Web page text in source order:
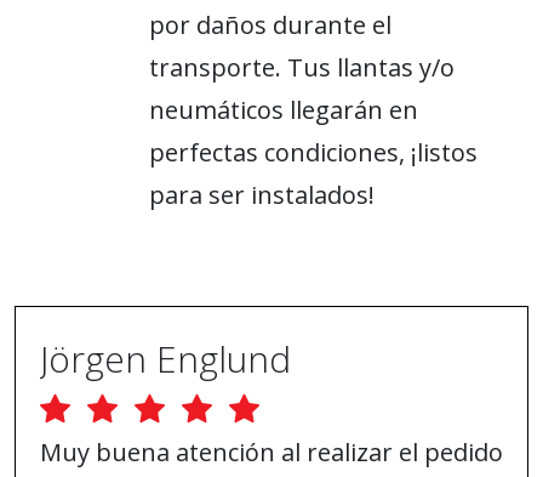
por daños durante el
transporte. Tus llantas y/o
neumáticos llegarán en
perfectas condiciones, ¡listos
para ser instalados!
Jörgen Englund
Muy buena atención al realizar el pedido